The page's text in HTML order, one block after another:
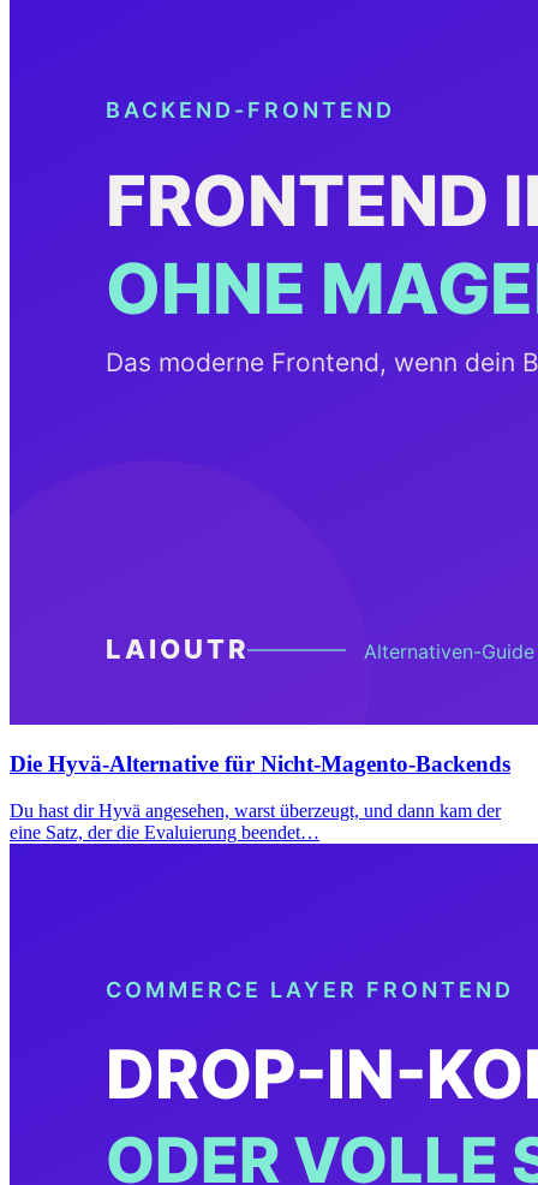
Die Hyvä-Alternative für Nicht-Magento-Backends
Du hast dir Hyvä angesehen, warst überzeugt, und dann kam der
eine Satz, der die Evaluierung beendet…